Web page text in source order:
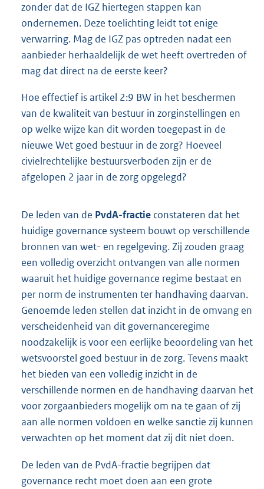
zonder dat de IGZ hiertegen stappen kan
ondernemen. Deze toelichting leidt tot enige
verwarring. Mag de IGZ pas optreden nadat een
aanbieder herhaaldelijk de wet heeft overtreden of
mag dat direct na de eerste keer?
Hoe effectief is artikel 2:9 BW in het beschermen
van de kwaliteit van bestuur in zorginstellingen en
op welke wijze kan dit worden toegepast in de
nieuwe Wet goed bestuur in de zorg? Hoeveel
civielrechtelijke bestuursverboden zijn er de
afgelopen 2 jaar in de zorg opgelegd?
De leden van de PvdA-fractie constateren dat het
huidige governance systeem bouwt op verschillende
bronnen van wet- en regelgeving. Zij zouden graag
een volledig overzicht ontvangen van alle normen
waaruit het huidige governance regime bestaat en
per norm de instrumenten ter handhaving daarvan.
Genoemde leden stellen dat inzicht in de omvang en
verscheidenheid van dit governanceregime
noodzakelijk is voor een eerlijke beoordeling van het
wetsvoorstel goed bestuur in de zorg. Tevens maakt
het bieden van een volledig inzicht in de
verschillende normen en de handhaving daarvan het
voor zorgaanbieders mogelijk om na te gaan of zij
aan alle normen voldoen en welke sanctie zij kunnen
verwachten op het moment dat zij dit niet doen.
De leden van de PvdA-fractie begrijpen dat
governance recht moet doen aan een grote